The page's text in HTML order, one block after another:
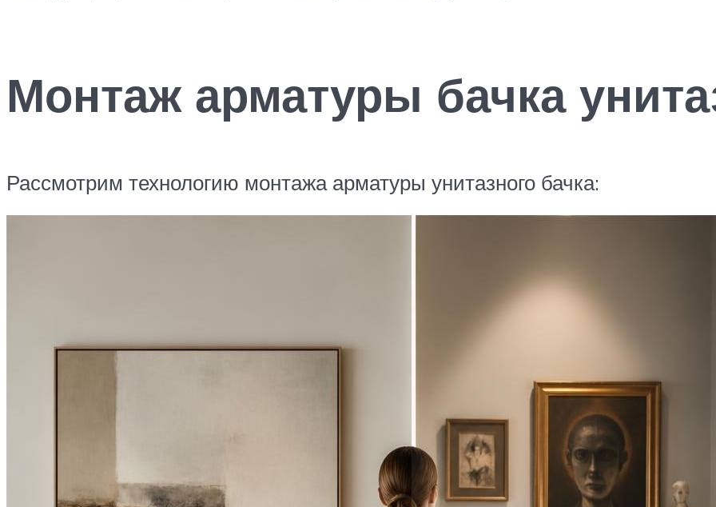
Монтаж арматуры бачка
Рассмотрим технологию монтажа арматуры унитазного бачка: